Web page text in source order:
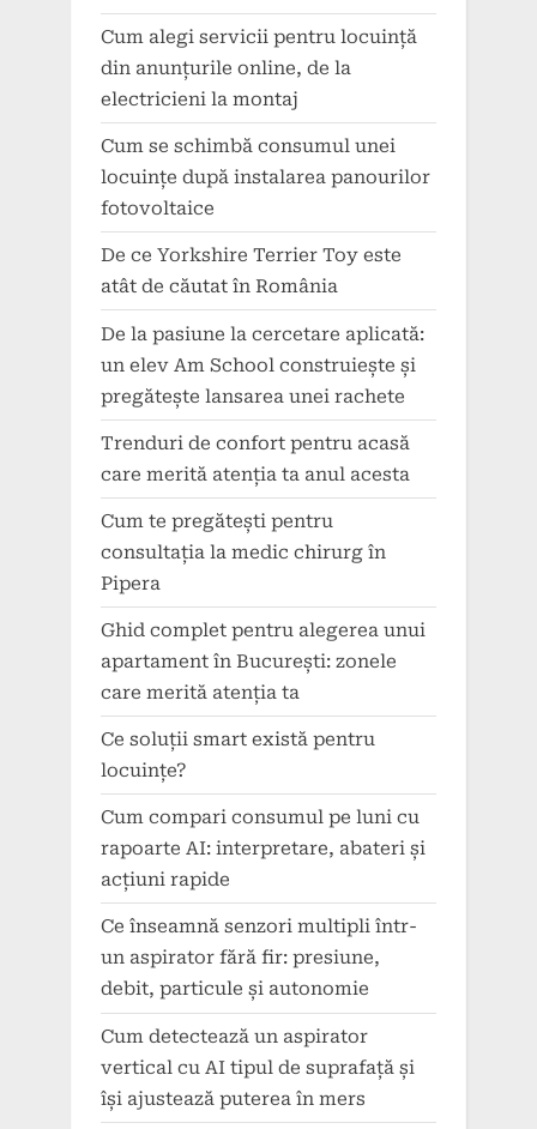
Cum alegi servicii pentru locuință
din anunțurile online, de la
electricieni la montaj
Cum se schimbă consumul unei
locuințe după instalarea panourilor
fotovoltaice
De ce Yorkshire Terrier Toy este
atât de căutat în România
De la pasiune la cercetare aplicată:
un elev Am School construiește și
pregătește lansarea unei rachete
Trenduri de confort pentru acasă
care merită atenția ta anul acesta
Cum te pregătești pentru
consultația la medic chirurg în
Pipera
Ghid complet pentru alegerea unui
apartament în București: zonele
care merită atenția ta
Ce soluții smart există pentru
locuințe?
Cum compari consumul pe luni cu
rapoarte AI: interpretare, abateri și
acțiuni rapide
Ce înseamnă senzori multipli într-
un aspirator fără fir: presiune,
debit, particule și autonomie
Cum detectează un aspirator
vertical cu AI tipul de suprafață și
își ajustează puterea în mers